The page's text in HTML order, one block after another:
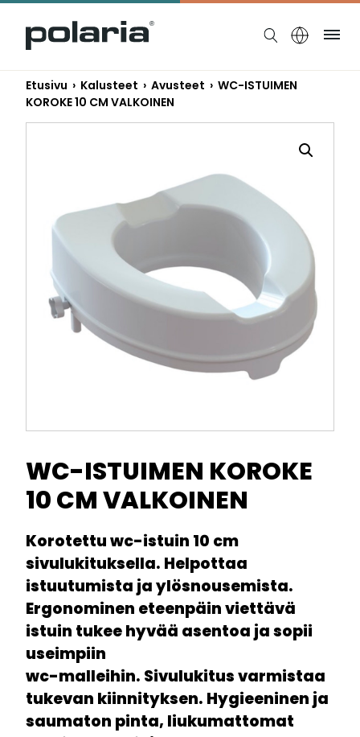
https://polaria.fi/name
Etusivu › Kalusteet › Avusteet › WC-ISTUIMEN
KOROKE 10 CM VALKOINEN
WC-ISTUIMEN KOROKE
10 CM VALKOINEN
Korotettu wc-istuin 10 cm
sivulukituksella. Helpottaa
istuutumista ja ylösnousemista.
Ergonominen eteenpäin viettävä
istuin tukee hyvää asentoa ja sopii
useimpiin
wc-malleihin. Sivulukitus varmistaa
tukevan kiinnityksen. Hygieeninen ja
saumaton pinta, liukumattomat